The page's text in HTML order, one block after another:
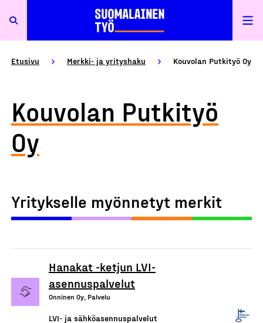
Etusivu Merkki- ja yrityshaku Kouvolan Putkityö Oy
Kouvolan Putkityö
Oy
Yritykselle myönnetyt merkit
Hanakat -ketjun LVI-
asennuspalvelut
Onninen Oy, Palvelu
LVI- ja sähköasennuspalvelut